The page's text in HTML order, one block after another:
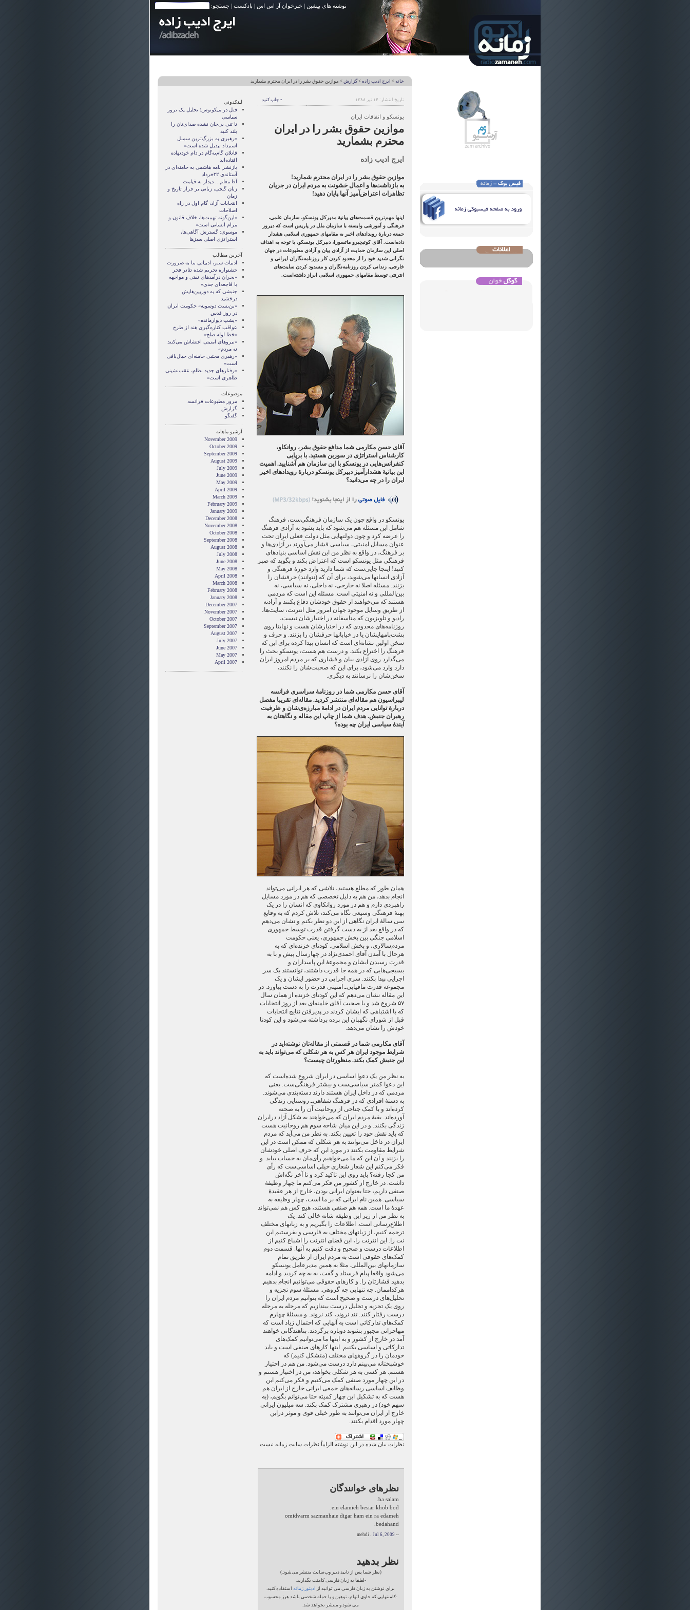
نوشته های پیشین | خبرخوان آر اس اس | پادکست | جستجو:
خانه > ایرج ادیب زاده >گزارش > موازین حقوق بشر را در ایران محترم بشمارید
تاریخ انتشار: ۱۴ تیر ۱۳۸۸ • چاپ کنید
یونسکو و اتفاقات ایران
موازین حقوق بشر را در ایران
محترم بشمارید
ایرج ادیب زاده
موازین حقوق بشر را در ایران محترم شمارید!
به بازداشت‌ها و اعمال خشونت به مردم ایران در جریان
تظاهرات اعتراض‌آمیز آنها پایان دهید!
اینها مهم‌ترین قسمت‌های بیانیهٔ مدیرکل یونسکو، سازمان علمی،
فرهنگی و آموزشی وابسته با سازمان ملل در پاریس است که دیروز
جمعه دربارهٔ رویدادهای اخیر به مقامهای جمهوری اسلامی هشدار
داده‌است. آقای کوئیچیرو ماتسورا، دبیرکل یونسکو، با توجه به اهداف
اصلی این سازمان حمایت از آزادی بیان و آزادی مطبوعات در جهان
نگرانی شدید خود را از محدود کردن کار روزنامه‌نگاران ایرانی و
خارجی، زندانی کردن روزنامه‌نگاران و مسدود کردن سایت‌های
انترنتی توسط مقامهای جمهوری اسلامی ابراز داشته‌است.
آقای حسن مکارمی شما مدافع حقوق بشر، روانکاو،
کارشناس استراتژی در سوربن هستید. با برپایی
کنفرانس‌هایی در یونسکو با این سازمان هم آشنایید. اهمیت
این بیانیهٔ هشدارآمیز دبیرکل یونسکو دربارهٔ رویدادهای اخیر
ایران را در چه می‌دانید؟
یونسکو در واقع چون یک سازمان فرهنگی‌ست، فرهنگ
شامل این مسئله هم می‌شود که باید بشود به آزادی فرهنگ
را عرضه کرد و چون دولتهایی مثل دولت فعلی ایران تحت
عنوان مسایل امنیتی‌ـ سیاسی فشار می‌آورند بر آزادی‌ها و
بر فرهنگ، در واقع به نظر من این نقش اساسی بنیادهای
فرهنگی مثل یونسکو است که اعتراض بکند و بگوید که صبر
کنید! اینجا جایی‌ست که شما دارید وارد حوزهٔ فرهنگی و
آزادی انسانها می‌شوید، برای آن که (نتوانند) حرفشان را
بزنند. مسئله اصلا نه خارجی، نه داخلی، نه سیاسی، نه
بین‌المللی و نه امنیتی است. مسئله این است که مردمی
هستند که می‌خواهند از حقوق خودشان دفاع بکنند و آزادنه
از طریق وسایل موجود جهان امروز مثل انترنت، سایت‌ها،
رادیو و تلویزیون که متاسفانه در اختیارشان نیست،
روزنامه‌های محدودی که در اختیارشان هست و نهایتا روی
پشت‌بامهایشان یا در خیابانها حرفشان را بزنند. و حرف و
سخن اولین نشانه‌ای‌ است که انسان پیدا کرده برای این که
فرهنگ را اختراع بکند. و درست هم هست، یونسکو بحث را
می‌گذارد روی آزادی بیان و فشاری که بر مردم امروز ایران
دارد وارد می‌شود، برای این که صحبت‌شان را نکنند،
سخن‌شان را نرسانند به دیگری.
آقای حسن مکارمی شما در روزنامهٔ سراسری فرانسه
لیبراسیون هم مقاله‌ای منتشر کردید. مقاله‌ای تقریبا مفصل
دربارهٔ توانایی مردم ایران در ادامهٔ مبارزه‌ی‌شان و ظرفیت
رهبران جنبش. هدف شما از چاپ این مقاله و نگاهتان به
آیندهٔ سیاسی ایران چه بوده؟
همان طور که مطلع هستید، تلاشی که هر ایرانی می‌تواند
انجام بدهد، من هم به دلیل تخصصی که هم در مورد مسایل
راهبردی دارم و هم در مورد روانکاوی که انسان را در یک
پهنهٔ فرهنگی وسیعی نگاه می‌کند، تلاش کردم که به وقایع
سی سالهٔ ایران نگاهی از این دو نظر بکنم و نشان می‌دهم
که در واقع بعد از به دست گرفتن قدرت توسط جمهوری
اسلامی جنگی بین بخش جمهوری، یعنی حکومت
مردم‌سالاری، و بخش اسلامی. کودتای خزنده‌ای که به
هرحال با آمدن آقای احمدی‌نژاد در چهارسال پیش و با به
قدرت رسیدن ایشان و مجموعهٔ این پاسداران و
بسیجی‌هایی که در همه جا قدرت داشتند، توانستند یک سر
اجرایی پیدا بکنند. سری اجرایی در حضور ایشان و یک
مجموعه قدرت مافیایی‌ـ امنیتی قدرت را به دست بیاورد. در
این مقاله نشان می‌دهم که این کودتای خزنده از همان سال
۵۷ شروع شد و با صحبت آقای خامنه‌ای بعد از روز انتخابات
که با اشتباهی که ایشان کردند در پذیرفتن نتایج انتخابات
قبل از شورای نگهبان این پرده برداشته می‌شود و این کودتا
خودش را نشان می‌دهد.
آقای مکارمی شما در قسمتی از مقاله‌تان نوشته‌اید در
شرایط موجود ایران هر کس به هر شکلی که می‌تواند باید به
این جنبش کمک بکند. منظورتان چیست؟
به نظر من یک دعوا اساسی در ایران شروع شده‌است که
این دعوا کمتر سیاسی‌ست و بیشتر فرهنگی‌ست. یعنی
مردمی که در داخل ایران هستند دارند دسته‌بندی می‌شوند.
به دستهٔ افرادی که در فرهنگ‌ شفاهی‌ـ روستایی زندگی
کرده‌اند و با کمک جناحی از روحانیت آن را به صحنه
آورده‌اند. بقیهٔ مردم ایران که می‌خواهند به شکل آزاد درایران
زندگی بکنند. و در این میان شاخه‌ سوم هم روحانیت هست
که باید نقش خود را تعیین بکند. به نظر من می‌آید که مردم
ایران در داخل می‌توانند به هر شکلی که ممکن است در این
شرایط مقاومت بکنند در مورد این که حرف اصلی خودشان
را بزنند و آن این که ما می‌خواهیم رأی‌مان به حساب بیاید. و
فکر می‌کنم این شعار شعاری خیلی اساسی‌ست که رأی
من کجا رفته؟ باید روی این تاکید کرد و تا آخر نگه‌اش
داشت. در خارج از کشور من فکر می‌کنم ما چهار وظیفهٔ
صنفی داریم، حتا بعنوان ایرانی‌ بودن، خارج از هر عقیدهٔ
سیاسی. همین نام ایرانی که بر ما است، چهار وظیفه به
عهدهٔ ما است. همه هم صنفی هستند، هیچ کس هم نمی‌تواند
به نظر من از زیر این وظیفه شانه خالی کند. یک
اطلاع‌رسانی است. اطلاعات را بگیریم و به زبانهای مختلف
ترجمه کنیم، از زبانهای مختلف به فارسی و بفرستیم این
نت را. این انترنت را، این فضای انترنت را اشباع کنیم از
اطلاعات درست و صحیح و دقت کنیم به آنها. قسمت دوم
کمک‌های حقوقی‌ است به مردم ایران از طریق تمام
سازمانهای بین‌المللی. مثلا به همین مدیرعامل یونسکو
می‌شود واقعا پیام فرستاد و گفت، به به چه کردید و ادامه
بدهید فشارتان را. و کارهای حقوقی می‌توانیم انجام بدهیم.
هرکداممان. چه تنهایی چه گروهی. مسئلهٔ سوم تجزیه و
تحلیل‌های درست و صحیح است که بتوانیم مردم ایران را
روی یک تجزیه و تحلیل درست بیندازیم که مرحله به مرحله
درست رفتار کنند. تند نروند، کند نروند. و مسئلهٔ چهارم
کمک‌های تدارکاتی‌ است به آنهایی که احتمال زیاد است که
مهاجرانی مجبور بشوند دوباره برگردند. پناهندگانی خواهند
آمد در خارج از کشور و به اینها ما می‌توانیم کمک‌های
تدارکاتی و اساسی بکنیم. اینها کارهای صنفی‌ است و باید
خودمان را در گروههای مختلف (متشکل کنیم) که
خوشبختانه می‌بینم دارد درست می‌شود. من هم در اختیار
هستم. هر کسی به هر شکلی بخواهد، من در اختیار هستم و
در این چهار مورد صنفی کمک می‌کنیم و فکر می‌کنم این
وظایف اساسی رسانه‌های جمعی ایرانی خارج از ایران هم
هست که به تشکیل این چهار کمیته حتا می‌توانم بگویم، (به
سهم خود) در رهبری مشترک کمک بکند. سه میلیون ایرانی
خارج از ایران می‌توانند به طور خیلی قوی و موثر دراین
چهار مورد اقدام بکنند.
نظرات بیان شده در این نوشته الزاماً نظرات سایت زمانه نیست.
نظرهای خوانندگان
ba salam.
ein elamieh besiar khob bod.
omidvarm sazmanhaie digar ham ein ra edameh
bedahand.
-- mehdi ، Jul 6, 2009
نظر بدهید
(نظر شما پس از تایید دبیر وب‌سایت منتشر می‌شود.)
-لطفا به زبان فارسی کامنت بگذارید.
برای نوشتن به زبان فارسی می توانید از
ادیتور زمانه استفاده کنید.
-کامنتهایی که حاوی اتهام، توهین و یا حمله شخصی باشد هرز محسوب
می شود و منتشر نخواهد شد.
لینکدونی
قتل در میکونوس؛ تحلیل یک ترور
سیاسی
تا تنی بی‌جان نشده صدای‌تان را
بلند کنید
«رهبری به بزرگ‌ترین سمبل
استبداد تبدیل شده است»
قاتلان گام‌به‌گام در دام خودنهاده
افتاده‌اند
بازنشر نامه هاشمی به خامنه‌ای در
آستانه‌ی ۲۲‌خرداد
آقا معلم... دیدار به قیامت
زبان گنجی، زبانی بر فراز تاریخ و
زمان
انتخابات آزاد، گام اول در راه
اصلاحات
«این‌گونه تهمت‌ها، خلاف قانون و
مرام انسانی است»
موسوی: گسترش آگاهی‌ها،
استراتژی اصلی سبزها
آخرین مطالب
ادبیات سبز، ادبیاتی بنا به ضرورت
جشنواره تحریم شده تئاتر فجر
«بحران درآمدهای نفتی و مواجهه
با فاجعه‌ای جدی»
جنبشی که به دوربین‌هایش
درخشید
«بن‌بست دوسویه» حکومت ایران
در روز قدس
«پشتِ دیوار‌مانده»
عواقب کناره‌گیری هند از طرح
«خط لوله صلح»
«نیروهای امنیتی اغتشاش می‌کنند
نه مردم»
«رهبری مجتبی خامنه‌ای خیال‌بافی
است»
«رفتارهای جدید نظام، عقب‌نشینی
ظاهری است»
موضوعات
مرور مطبوعات فرانسه
گزارش
گفتگو
آرشیو ماهانه
November 2009
October 2009
September 2009
August 2009
July 2009
June 2009
May 2009
April 2009
March 2009
February 2009
January 2009
December 2008
November 2008
October 2008
September 2008
August 2008
July 2008
June 2008
May 2008
April 2008
March 2008
February 2008
January 2008
December 2007
November 2007
October 2007
September 2007
August 2007
July 2007
June 2007
May 2007
April 2007